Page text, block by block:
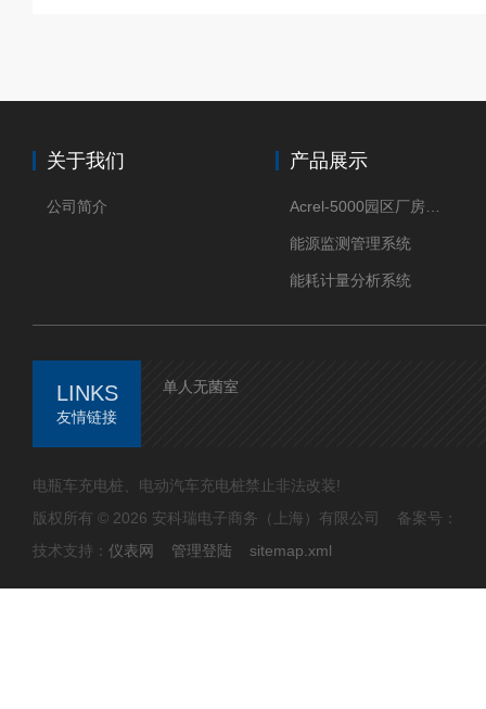
现降本、增收、减碳三重价值。一、深圳虚拟电厂
核心入夏深圳负荷峰值较往年提前一个多月，工业
关于我们
公司简介
产品展示
能源监测管理系统
能耗计量分析系统
LINKS
友情链接
单人无菌室
电瓶车充电桩、电动汽车充电桩禁止非法改装!
版权所有 © 2026 安科瑞电子商务（上海）有限公司 备案号：
技术支持： 仪表网 管理登陆 sitemap.xml